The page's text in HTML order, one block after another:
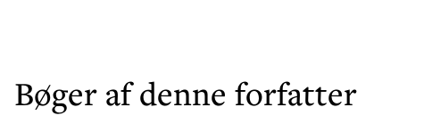
Bøger af denne forfatter